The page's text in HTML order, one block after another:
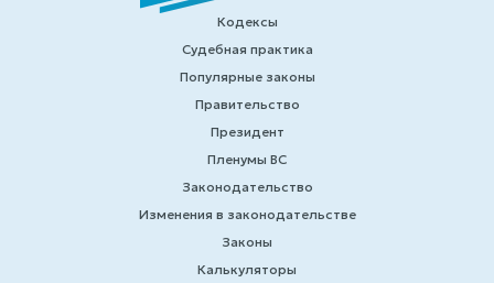
Кодексы
Судебная практика
Популярные законы
Правительство
Президент
Пленумы ВС
Законодательство
Изменения в законодательстве
Законы
Калькуляторы